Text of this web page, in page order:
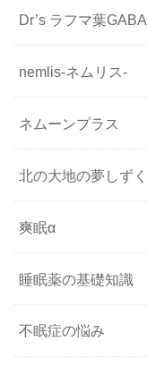
Dr’s ラフマ葉GABA
nemlis-ネムリス-
ネムーンプラス
北の大地の夢しずく
爽眠α
睡眠薬の基礎知識
不眠症の悩み